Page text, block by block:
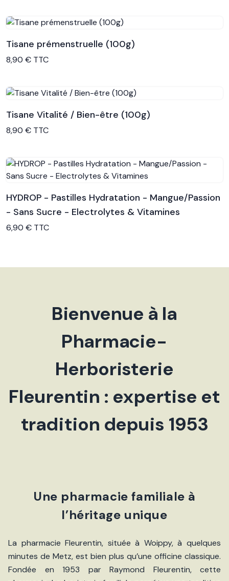
Voir le produit
Tisane prémenstruelle (100g)
8,90 € TTC
Voir le produit
Tisane Vitalité / Bien-être (100g)
8,90 € TTC
Voir le produit
HYDROP - Pastilles Hydratation - Mangue/Passion
- Sans Sucre - Electrolytes & Vitamines
6,90 € TTC
Bienvenue à la
Pharmacie-
Herboristerie
Fleurentin : expertise et
tradition depuis 1953
Une pharmacie familiale à
l’héritage unique
La pharmacie Fleurentin, située à Woippy, à quelques
minutes de Metz, est bien plus qu’une officine classique.
Fondée en 1953 par Raymond Fleurentin, cette